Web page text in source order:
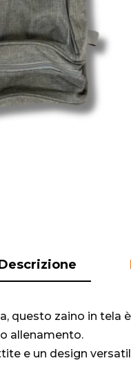
questo zaino in tela
allenamento.
e un design